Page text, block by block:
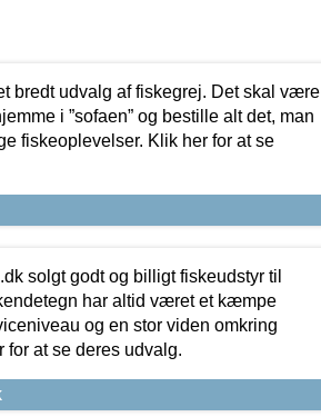
bredt udvalg af fiskegrej. Det skal være
i ”sofaen” og bestille alt det, man
fiskeoplevelser. Klik her for at se
solgt godt og billigt fiskeudstyr til
har altid været et kæmpe
og en stor viden omkring
for at se deres udvalg.